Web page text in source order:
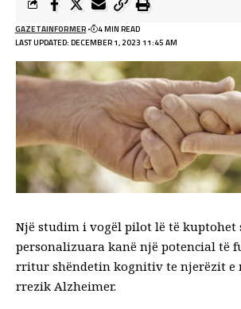
LAST UPDATED: DECEMBER 1, 2023 11:45 AM
GAZETAINFORMER 4 MIN READ
Një studim i vogël pilot lë të kuptohet
personalizuara kanë një potencial të
rritur shëndetin kognitiv te njerëzit e
rrezik Alzheimer.